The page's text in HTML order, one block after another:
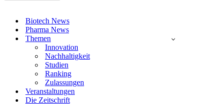
Biotech News
Pharma News
Themen
Innovation
Nachhaltigkeit
Studien
Ranking
Zulassungen
Veranstaltungen
Die Zeitschrift